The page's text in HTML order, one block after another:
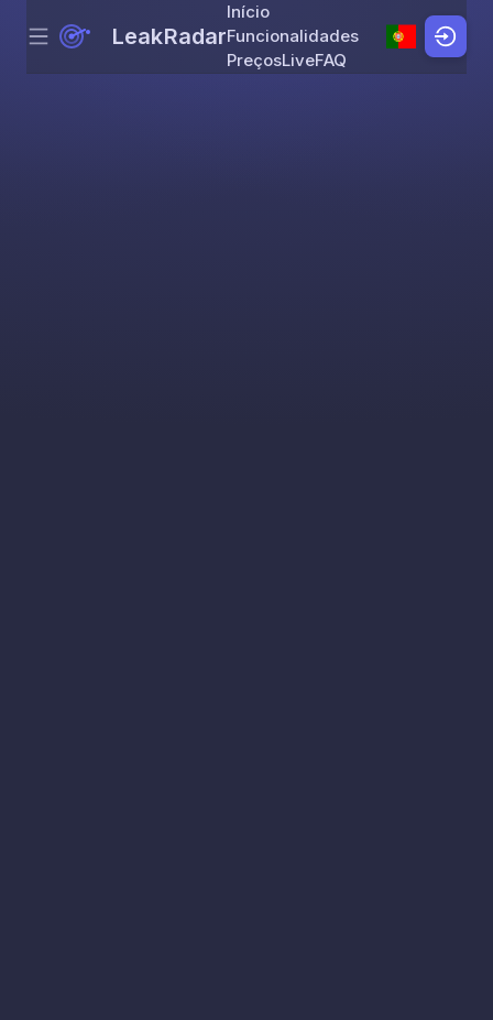
Skip to content
Menu LeakRadar
Início
Funcionalidades
PreçosLiveFAQ